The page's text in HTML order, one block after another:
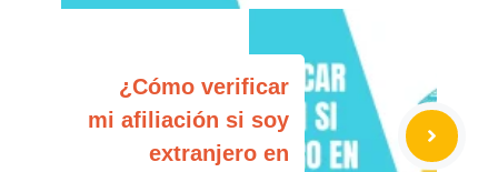
¿Cómo verificar
mi afiliación si soy
extranjero en